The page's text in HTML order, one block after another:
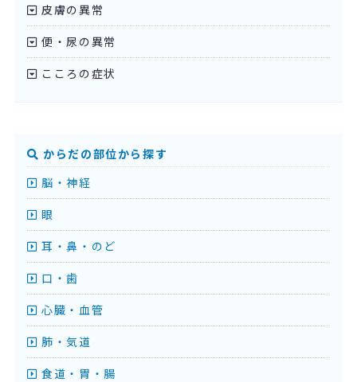
皮膚の異常
便・尿の異常
こころの症状
からだの部位から探す
脳・神経
眼
耳・鼻・のど
口・歯
心臓・血管
肺・気道
食道・胃・腸